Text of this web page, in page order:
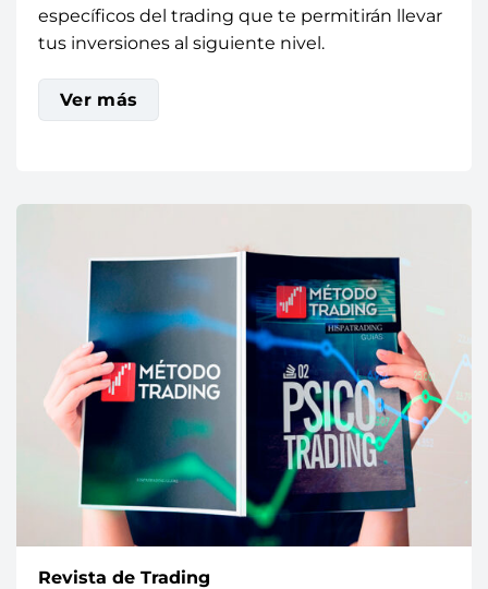
específicos del trading que te permitirán llevar
tus inversiones al siguiente nivel.
Ver más
Revista de Trading